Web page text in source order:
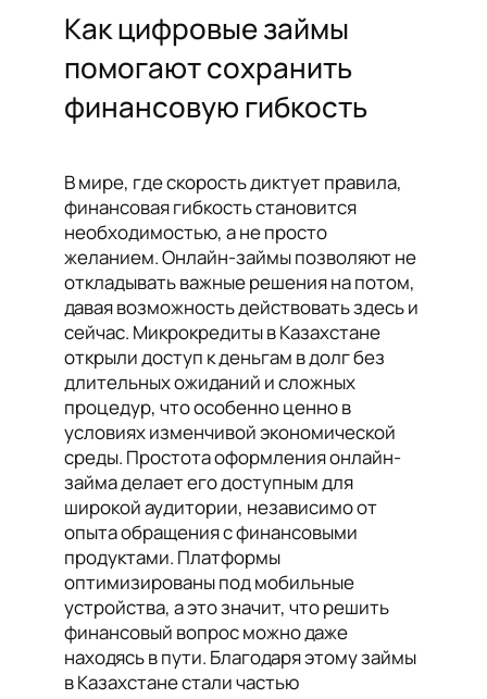
Как цифровые займы
помогают сохранить
финансовую гибкость
В мире, где скорость диктует правила,
финансовая гибкость становится
необходимостью, а не просто
желанием. Онлайн-займы позволяют не
откладывать важные решения на потом,
давая возможность действовать здесь и
сейчас. Микрокредиты в Казахстане
открыли доступ к деньгам в долг без
длительных ожиданий и сложных
процедур, что особенно ценно в
условиях изменчивой экономической
среды. Простота оформления онлайн-
займа делает его доступным для
широкой аудитории, независимо от
опыта обращения с финансовыми
продуктами. Платформы
оптимизированы под мобильные
устройства, а это значит, что решить
финансовый вопрос можно даже
находясь в пути. Благодаря этому займы
в Казахстане стали частью